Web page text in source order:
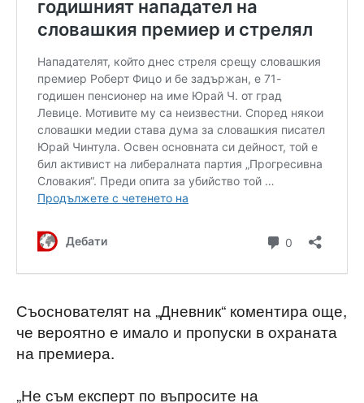
Съоснователят на „Дневник“ коментира още,
че вероятно е имало и пропуски в охраната
на премиера.
„Не съм експерт по въпросите на